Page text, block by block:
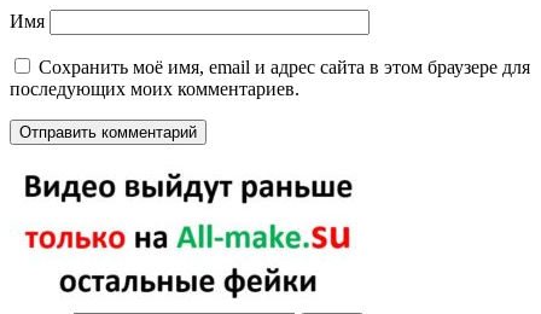
Имя
Сохранить моё имя, email и адрес сайта в этом браузере для
последующих моих комментариев.